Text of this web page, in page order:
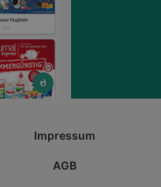
Impressum
AGB